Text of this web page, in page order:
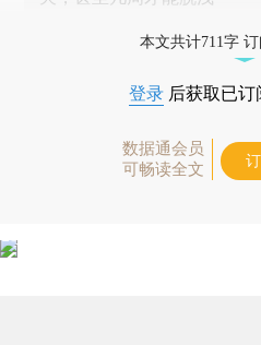
本文共计711字
登录 后获取已
数据通会员
可畅读全文